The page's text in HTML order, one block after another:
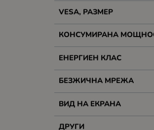
VESA, РАЗМЕР
КОНСУМИРАНА
ЕНЕРГИЕН КЛАС
БЕЗЖИЧНА МРЕЖА
ВИД НА ЕКРАНА
ДРУГИ